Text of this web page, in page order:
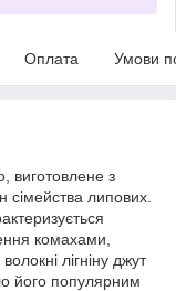
Оплата Умови
виготовлене з
сімейства липових.
комахами,
лігніну джут
його популярним